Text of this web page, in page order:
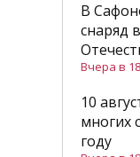
В
снаряд
Вчера в
10
многих
году